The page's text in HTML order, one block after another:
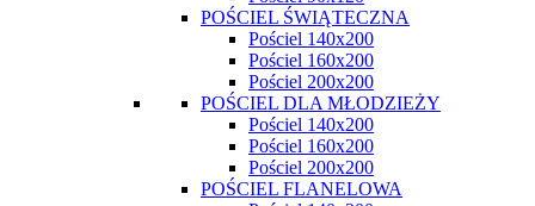
POŚCIEL ŚWIĄTECZNA
Pościel 140x200
Pościel 160x200
Pościel 200x200
POŚCIEL DLA MŁODZIEŻY
Pościel 140x200
Pościel 160x200
Pościel 200x200
POŚCIEL FLANELOWA